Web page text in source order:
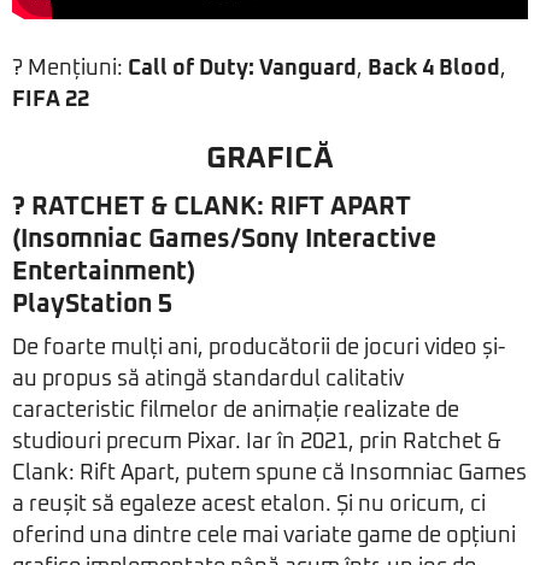
? Mențiuni: Call of Duty: Vanguard , Back 4 Blood ,
FIFA 22
GRAFICĂ
? RATCHET & CLANK: RIFT APART
(Insomniac Games/Sony Interactive
Entertainment)
PlayStation 5
De foarte mulți ani, producătorii de jocuri video și-
au propus să atingă standardul calitativ
caracteristic filmelor de animație realizate de
studiouri precum Pixar. Iar în 2021, prin Ratchet &
Clank: Rift Apart, putem spune că Insomniac Games
a reușit să egaleze acest etalon. Și nu oricum, ci
oferind una dintre cele mai variate game de opțiuni